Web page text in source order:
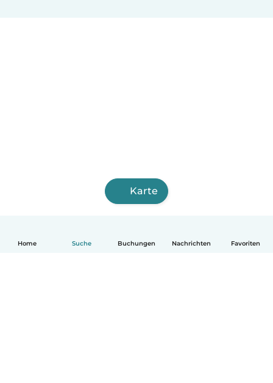
Home Suche Buchungen Nachrichten Favoriten
Karte